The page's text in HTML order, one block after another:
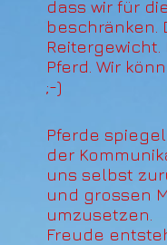
dass wir für
beschränken.
Pferd. Wir
;-)
Pferde
der
uns selbst
und grossen
umzusetzen.
Freude